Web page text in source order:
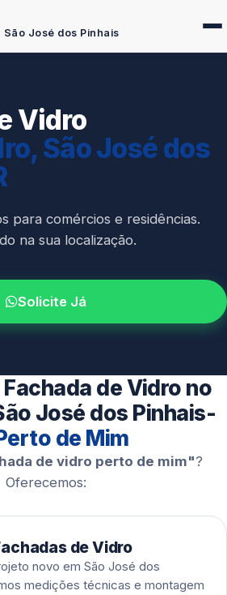
José dos Pinhais
Vidro
São José dos
para comércios e residências.
na sua localização.
Solicite Já
de Vidro no
José dos Pinhais-
de Mim
de vidro perto de mim"?
Oferecemos:
de Vidro
novo em São José dos
medições técnicas e montagem